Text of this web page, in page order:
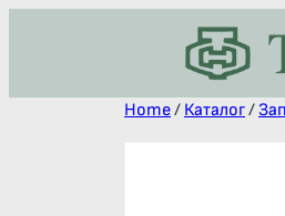
Home/ Каталог/